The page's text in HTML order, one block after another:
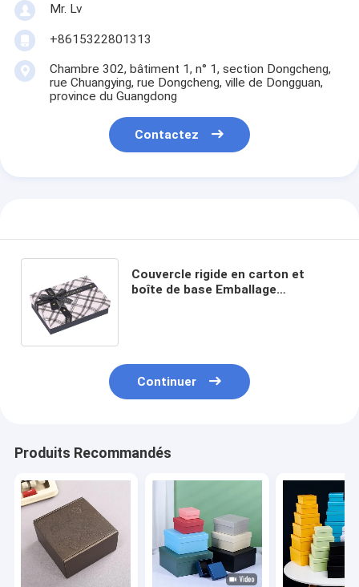
Mr. Lv
+8615322801313
Chambre 302, bâtiment 1, n° 1, section Dongcheng,
rue Chuangying, rue Dongcheng, ville de Dongguan,
province du Guangdong
Contactez
Couvercle rigide en carton et
boîte de base Emballage
Continuer
Produits Recommandés